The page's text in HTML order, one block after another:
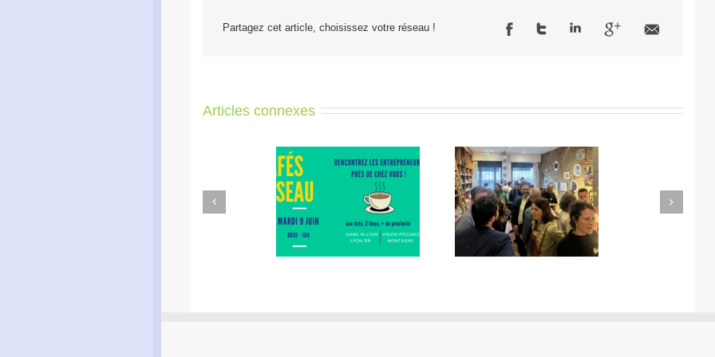
Partagez cet article, choisissez votre réseau !
Articles connexes
Café Réseau : créez votre
Apéro Réseau des
entrepreneurs
Matinale de l’innovation
chez Fricots
Previous
Next